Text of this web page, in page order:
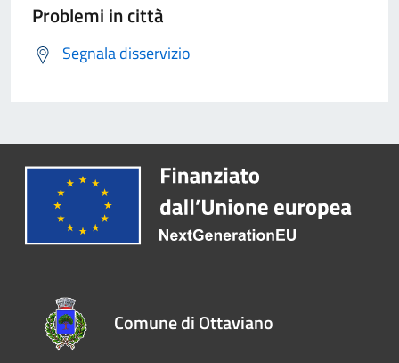
Problemi in città
Segnala disservizio
Comune di Ottaviano